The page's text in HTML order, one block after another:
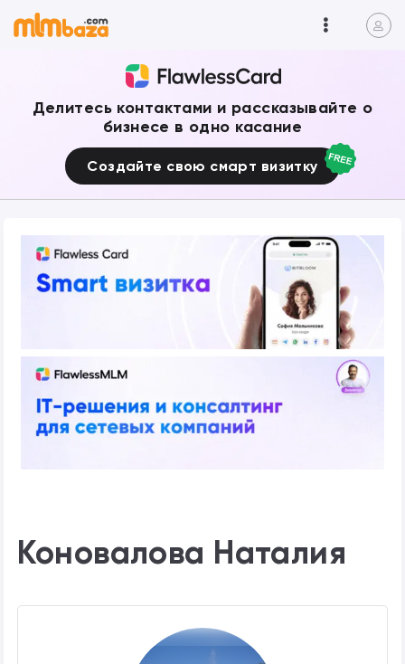
Делитесь контактами и рассказывайте о
бизнесе в одно касание
Создайте свою смарт визитку
Коновалова Наталия